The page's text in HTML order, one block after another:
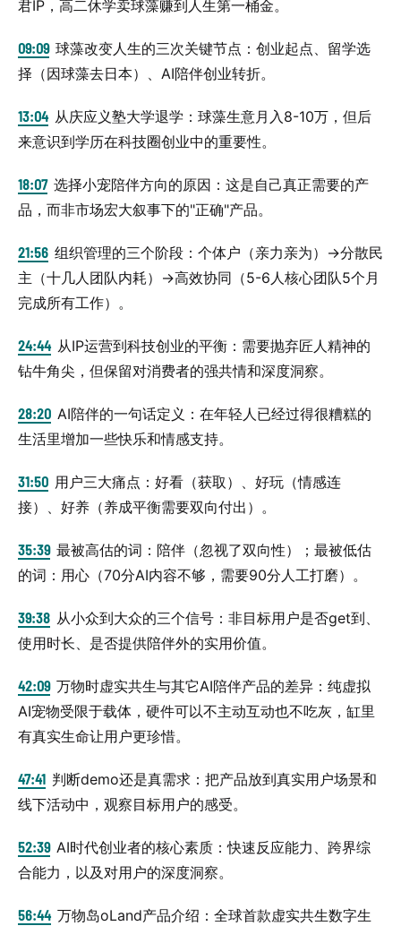
君IP，高二休学卖球藻赚到人生第一桶金。
09:09 球藻改变人生的三次关键节点：创业起点、留学选
择（因球藻去日本）、AI陪伴创业转折。
13:04 从庆应义塾大学退学：球藻生意月入8-10万，但后
来意识到学历在科技圈创业中的重要性。
18:07 选择小宠陪伴方向的原因：这是自己真正需要的产
品，而非市场宏大叙事下的"正确"产品。
21:56 组织管理的三个阶段：个体户（亲力亲为）→分散民
主（十几人团队内耗）→高效协同（5-6人核心团队5个月
完成所有工作）。
24:44 从IP运营到科技创业的平衡：需要抛弃匠人精神的
钻牛角尖，但保留对消费者的强共情和深度洞察。
28:20 AI陪伴的一句话定义：在年轻人已经过得很糟糕的
生活里增加一些快乐和情感支持。
31:50 用户三大痛点：好看（获取）、好玩（情感连
接）、好养（养成平衡需要双向付出）。
35:39 最被高估的词：陪伴（忽视了双向性）；最被低估
的词：用心（70分AI内容不够，需要90分人工打磨）。
39:38 从小众到大众的三个信号：非目标用户是否get到、
使用时长、是否提供陪伴外的实用价值。
42:09 万物时虚实共生与其它AI陪伴产品的差异：纯虚拟
AI宠物受限于载体，硬件可以不主动互动也不吃灰，缸里
有真实生命让用户更珍惜。
47:41 判断demo还是真需求：把产品放到真实用户场景和
线下活动中，观察目标用户的感受。
52:39 AI时代创业者的核心素质：快速反应能力、跨界综
合能力，以及对用户的深度洞察。
56:44 万物岛oLand产品介绍：全球首款虚实共生数字生